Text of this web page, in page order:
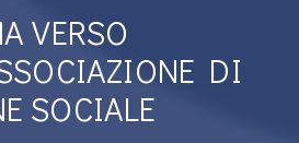
VERSO
DI
SOCIALE